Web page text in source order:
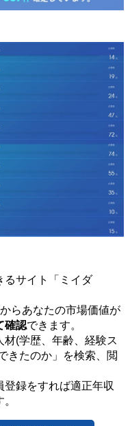
るサイト「ミイダ
らあなたの市場価値が
確認できます。
(学歴、年齢、経験ス
きたのか」を検索、閲
登録をすれば適正年収